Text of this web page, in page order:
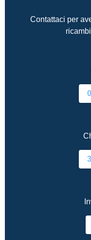
Contattaci per